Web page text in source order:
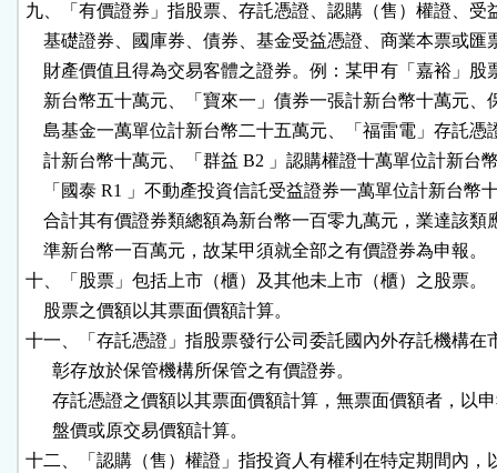
九、「有價證券」指股票、存託憑證、認購（售）權證、受
基礎證券、國庫券、債券、基金受益憑證、商業本票或匯
財產價值且得為交易客體之證券。例：某甲有「嘉裕」股
新台幣五十萬元、「寶來一」債券一張計新台幣十萬元、
島基金一萬單位計新台幣二十五萬元、「福雷電」存託憑
計新台幣十萬元、「群益 B2 」認購權證十萬單位計新台
「國泰 R1 」不動產投資信託受益證券一萬單位計新台幣
合計其有價證券類總額為新台幣一百零九萬元，業達該類
    準新台幣一百萬元，故某甲須就全部之有價證券為申報。
十、「股票」包括上市（櫃）及其他未上市（櫃）之股票。
    股票之價額以其票面價額計算。
十一、「存託憑證」指股票發行公司委託國內外存託機構在
      彰存放於保管機構所保管之有價證券。
存託憑證之價額以其票面價額計算，無票面價額者，以
      盤價或原交易價額計算。
十二、「認購（售）權證」指投資人有權利在特定期間內，